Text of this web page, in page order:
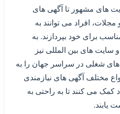
های مشهور تا آگهی های
افراد می توانند به
برای خود بپردازند. به
سایت های بین المللی نیز
شغلی در سراسر جهان را به
مختلف آگهی های نیازمندی
کمک می کنند تا به راحتی به
یابند.